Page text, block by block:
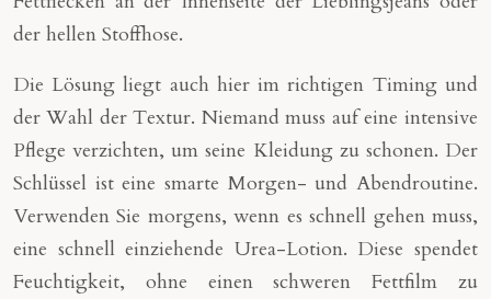
der hellen Stoffhose.
Die Lösung liegt auch hier im richtigen Timing und
der Wahl der Textur. Niemand muss auf eine intensive
Pflege verzichten, um seine Kleidung zu schonen. Der
Schlüssel ist eine smarte Morgen- und Abendroutine.
Verwenden Sie morgens, wenn es schnell gehen muss,
eine schnell einziehende Urea-Lotion. Diese spendet
Feuchtigkeit, ohne einen schweren Fettfilm zu